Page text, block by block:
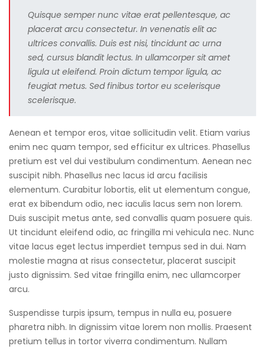
Quisque semper nunc vitae erat pellentesque, ac
placerat arcu consectetur. In venenatis elit ac
ultrices convallis. Duis est nisi, tincidunt ac urna
sed, cursus blandit lectus. In ullamcorper sit amet
ligula ut eleifend. Proin dictum tempor ligula, ac
feugiat metus. Sed finibus tortor eu scelerisque
scelerisque.
Aenean et tempor eros, vitae sollicitudin velit. Etiam varius
enim nec quam tempor, sed efficitur ex ultrices. Phasellus
pretium est vel dui vestibulum condimentum. Aenean nec
suscipit nibh. Phasellus nec lacus id arcu facilisis
elementum. Curabitur lobortis, elit ut elementum congue,
erat ex bibendum odio, nec iaculis lacus sem non lorem.
Duis suscipit metus ante, sed convallis quam posuere quis.
Ut tincidunt eleifend odio, ac fringilla mi vehicula nec. Nunc
vitae lacus eget lectus imperdiet tempus sed in dui. Nam
molestie magna at risus consectetur, placerat suscipit
justo dignissim. Sed vitae fringilla enim, nec ullamcorper
arcu.
Suspendisse turpis ipsum, tempus in nulla eu, posuere
pharetra nibh. In dignissim vitae lorem non mollis. Praesent
pretium tellus in tortor viverra condimentum. Nullam